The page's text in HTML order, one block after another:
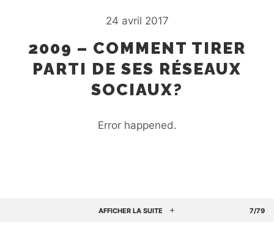
24 avril 2017
2009 – COMMENT TIRER
PARTI DE SES RÉSEAUX
SOCIAUX?
Error happened.
AFFICHER LA SUITE 7/79